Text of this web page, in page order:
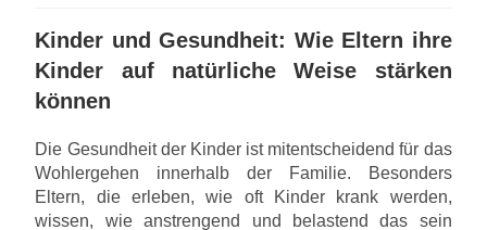
Kinder und Gesundheit: Wie Eltern ihre
Kinder auf natürliche Weise stärken
können
Die Gesundheit der Kinder ist mitentscheidend für das
Wohlergehen innerhalb der Familie. Besonders
Eltern, die erleben, wie oft Kinder krank werden,
wissen, wie anstrengend und belastend das sein